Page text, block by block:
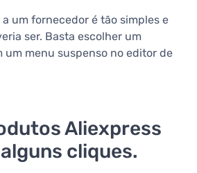
um fornecedor é tão simples e
ser. Basta escolher um
um menu suspenso no editor de
Aliexpress
cliques.